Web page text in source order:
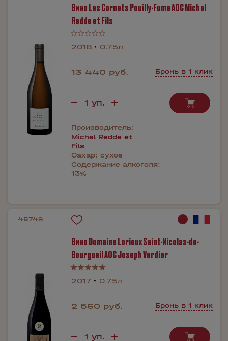
Вино Les Cornets Pouilly-Fume AOC Michel
Redde et Fils
2018 0.75л
13 440 руб. Бронь в 1 клик
Производитель:
Michel Redde et
Fils
Сахар: сухое
Содержание алкоголя:
13%
45749
Вино Domaine Lorieux Saint-Nicolas-de-
Bourgueil AOC Joseph Verdier
2017 0.75л
2 560 руб. Бронь в 1 клик